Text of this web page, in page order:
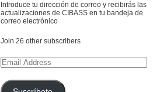
Introduce tu dirección de correo y recibirás las
actualizaciones de CIBASS en tu bandeja de
correo electrónico
Join 26 other subscribers
Email
Address